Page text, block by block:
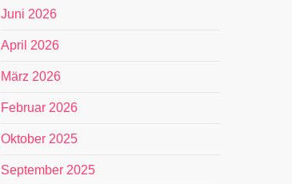
Juni 2026
April 2026
März 2026
Februar 2026
Oktober 2025
September 2025